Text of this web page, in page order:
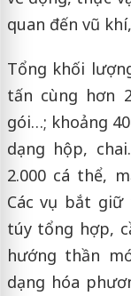
quan đến vũ
Tổng khối
tấn cùng hơn
gói…; khoảng
dạng hộp,
2.000 cá thể,
Các vụ bắt
túy tổng hợp,
hướng thần
dạng hóa